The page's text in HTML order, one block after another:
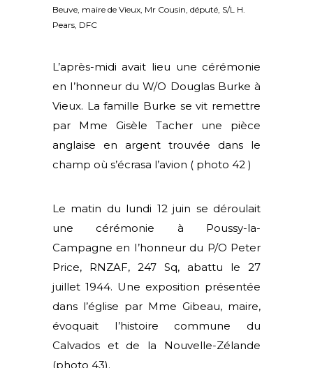
Beuve, maire de Vieux, Mr Cousin, député, S/L H.
Pears, DFC
L’après-midi avait lieu une cérémonie
en I’honneur du W/O Douglas Burke à
Vieux. La famille Burke se vit remettre
par Mme Gisèle Tacher une pièce
anglaise en argent trouvée dans le
champ où s’écrasa l’avion ( photo 42 )
Le matin du lundi 12 juin se déroulait
une cérémonie à Poussy-la-
Campagne en I’honneur du P/O Peter
Price, RNZAF, 247 Sq, abattu le 27
juillet 1944. Une exposition présentée
dans l’église par Mme Gibeau, maire,
évoquait I’histoire commune du
Calvados et de la Nouvelle-Zélande
(photo 43).